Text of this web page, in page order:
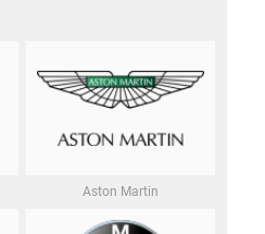
Aston Martin